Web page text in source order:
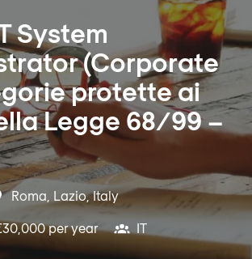
System
(Corporate
protette ai
Legge 68/99 –
Roma Lazio, Italy
per year IT